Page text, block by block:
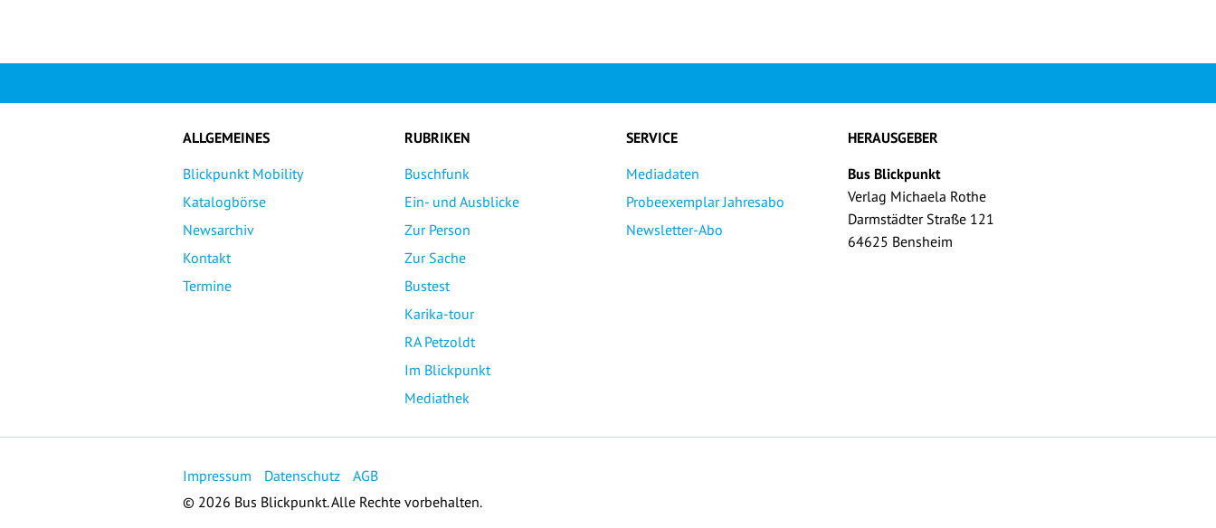
ALLGEMEINES
Blickpunkt Mobility
Katalogbörse
Newsarchiv
Kontakt
Termine
RUBRIKEN
Buschfunk
Ein- und Ausblicke
Zur Person
Zur Sache
Bustest
Karika-tour
RA Petzoldt
Im Blickpunkt
Mediathek
SERVICE
Mediadaten
Probeexemplar Jahresabo
Newsletter-Abo
HERAUSGEBER
Bus Blickpunkt
Verlag Michaela Rothe
Darmstädter Straße 121
64625 Bensheim
Impressum Datenschutz
AGB
© 2026 Bus Blickpunkt. Alle Rechte vorbehalten.